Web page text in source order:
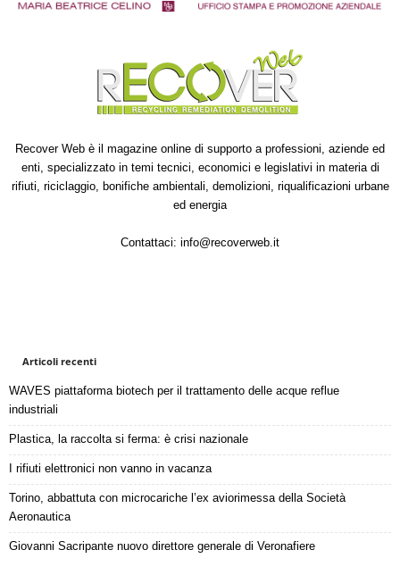
Recover Web è il magazine online di supporto a professioni, aziende ed
enti, specializzato in temi tecnici, economici e legislativi in materia di
rifiuti, riciclaggio, bonifiche ambientali, demolizioni, riqualificazioni urbane
ed energia
Contattaci: info@recoverweb.it
Articoli recenti
WAVES piattaforma biotech per il trattamento delle acque reflue
industriali
Plastica, la raccolta si ferma: è crisi nazionale
I rifiuti elettronici non vanno in vacanza
Torino, abbattuta con microcariche l’ex aviorimessa della Società
Aeronautica
Giovanni Sacripante nuovo direttore generale di Veronafiere